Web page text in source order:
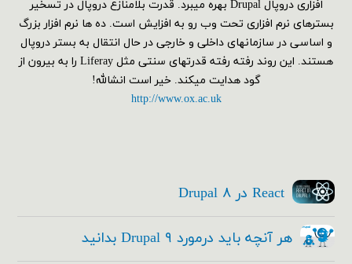
افزاری دروپال Drupal بهره میبرد. قدرت بلامنازع دروپال در تسخیر
بسترهای نرم افزاری تحت وب رو به افزایش است. ده ها نرم افزار بزرگ
و اساسی در سازمانهای داخلی و خارجی در حال انتقال به بستر دروپال
هستند. این روند رفته رفته قدرتهای سنتی مثل Liferay را به بیرون از
گود هدایت میکند. خیر است انشالله!
http://www.ox.ac.uk
React در Drupal ۸
هر آنچه باید درمورد Drupal ۹ بدانید